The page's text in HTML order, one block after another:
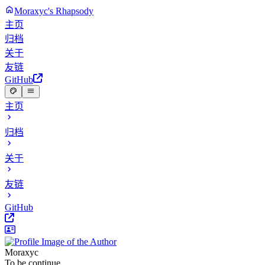
Moraxyc's Rhapsody
主页
归档
关于
友链
GitHub
主页
归档
关于
友链
GitHub
Moraxyc